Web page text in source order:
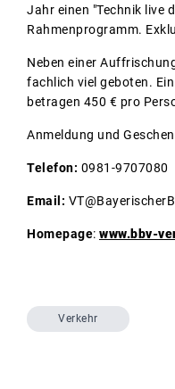
Jahr einen "Technik live
Rahmenprogramm.
Neben einer
fachlich viel geboten.
betragen 450 € pro
Anmeldung und
Telefon: 0981-9707080
Email:
Homepage: www.bbv-
Verkehr